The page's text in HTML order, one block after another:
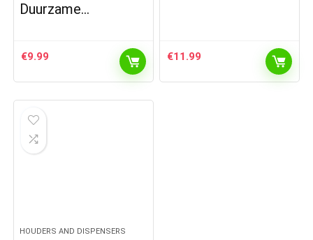
Duurzame…
€9.99 €11.99
HOUDERS AND DISPENSERS